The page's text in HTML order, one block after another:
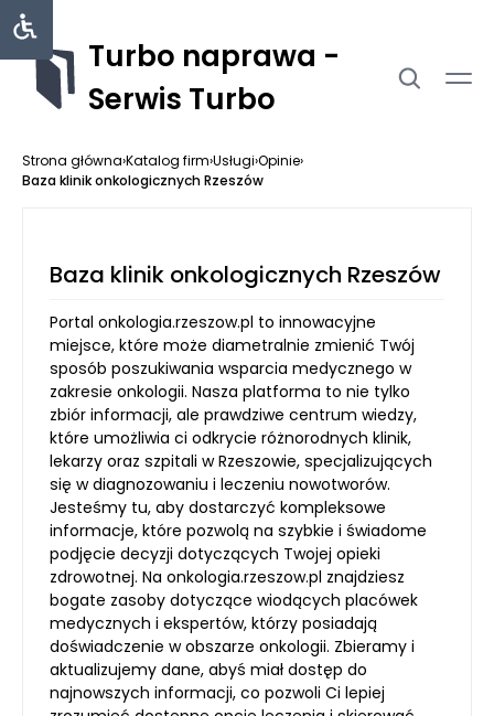
Turbo naprawa -
Serwis Turbo
Strona główna›Katalog firm›Usługi›Opinie›
Baza klinik onkologicznych Rzeszów
Baza klinik onkologicznych Rzeszów
Portal onkologia.rzeszow.pl to innowacyjne
miejsce, które może diametralnie zmienić Twój
sposób poszukiwania wsparcia medycznego w
zakresie onkologii. Nasza platforma to nie tylko
zbiór informacji, ale prawdziwe centrum wiedzy,
które umożliwia ci odkrycie różnorodnych klinik,
lekarzy oraz szpitali w Rzeszowie, specjalizujących
się w diagnozowaniu i leczeniu nowotworów.
Jesteśmy tu, aby dostarczyć kompleksowe
informacje, które pozwolą na szybkie i świadome
podjęcie decyzji dotyczących Twojej opieki
zdrowotnej. Na onkologia.rzeszow.pl znajdziesz
bogate zasoby dotyczące wiodących placówek
medycznych i ekspertów, którzy posiadają
doświadczenie w obszarze onkologii. Zbieramy i
aktualizujemy dane, abyś miał dostęp do
najnowszych informacji, co pozwoli Ci lepiej